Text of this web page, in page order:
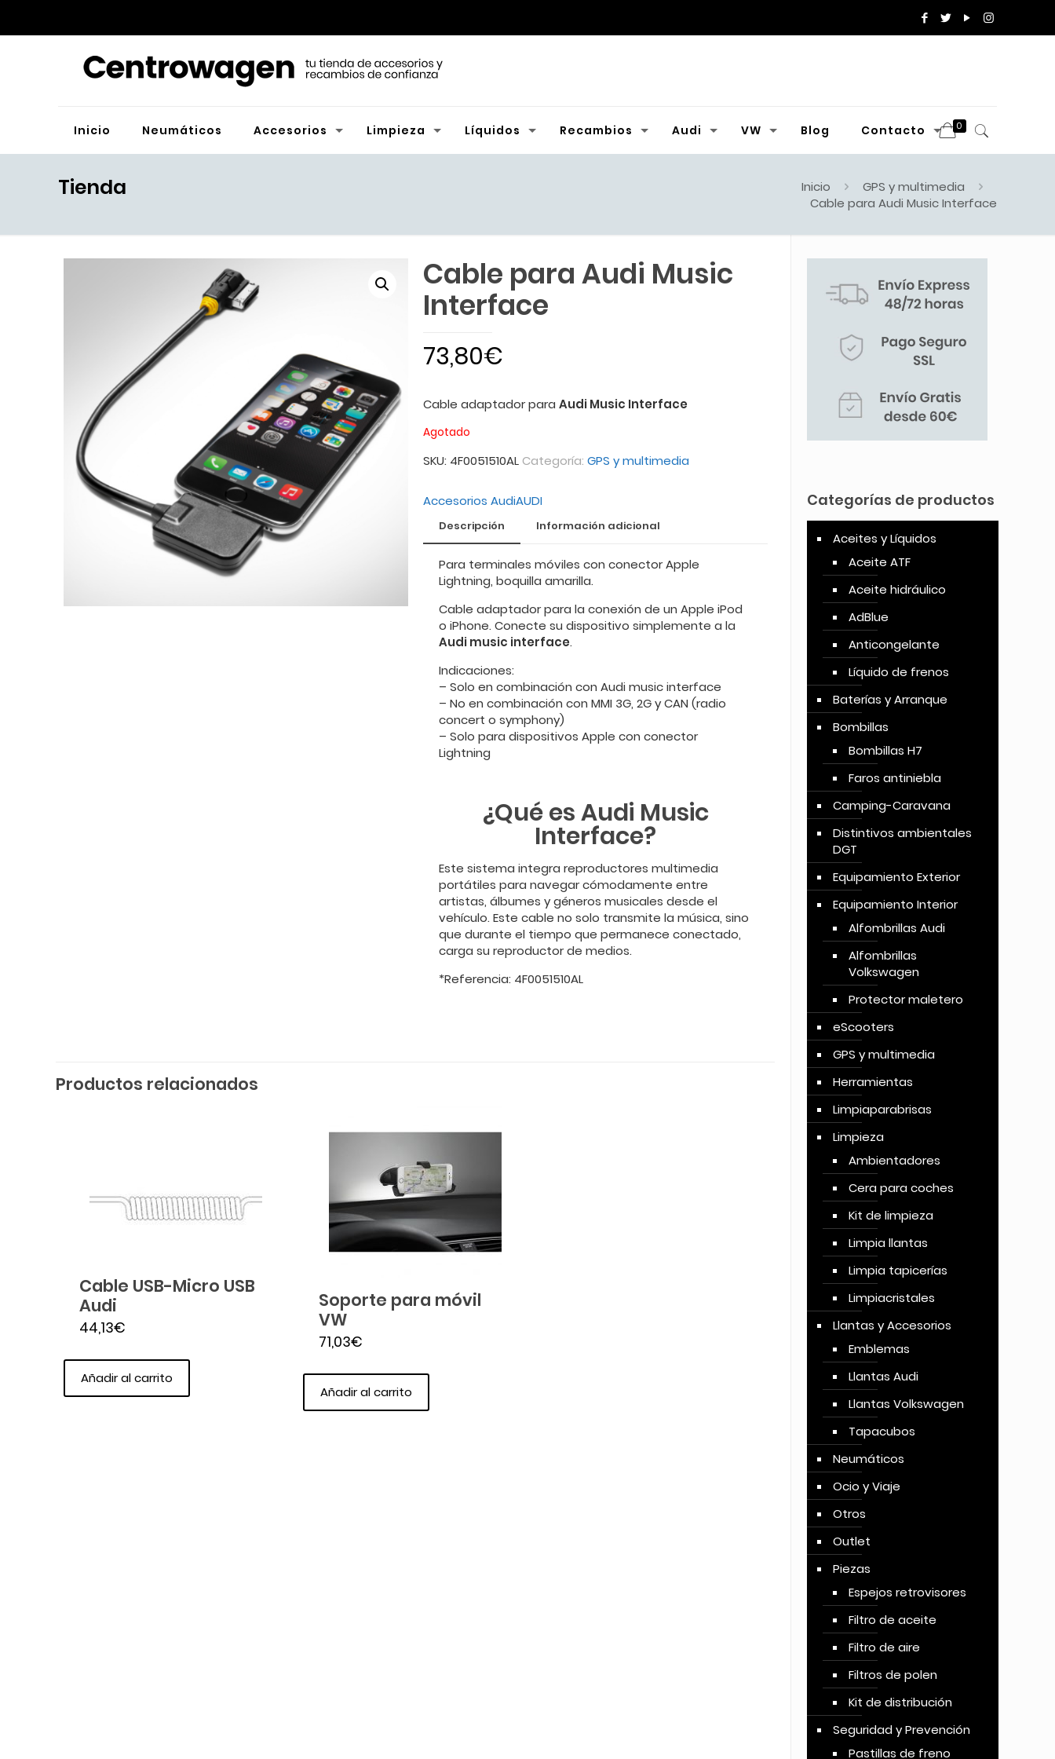
Inicio Neumáticos Accesorios Limpieza Líquidos Recambios Audi VW Blog Contacto 0
Tienda Inicio
GPS y multimedia
Cable para Audi Music Interface
Cable para Audi Music
Interface
73,80€
Cable adaptador para Audi Music Interface
Agotado
SKU: 4F0051510AL Categoría: GPS y multimedia
Accesorios AudiAUDI
Descripción Información adicional
Para terminales móviles con conector Apple
Lightning, boquilla amarilla.
Cable adaptador para la conexión de un Apple iPod
o iPhone. Conecte su dispositivo simplemente a la
Audi music interface.
Indicaciones:
– Solo en combinación con Audi music interface
– No en combinación con MMI 3G, 2G y CAN (radio
concert o symphony)
– Solo para dispositivos Apple con conector
Lightning
¿Qué es Audi Music
Interface?
Este sistema integra reproductores multimedia
portátiles para navegar cómodamente entre
artistas, álbumes y géneros musicales desde el
vehículo. Este cable no solo transmite la música, sino
que durante el tiempo que permanece conectado,
carga su reproductor de medios.
*Referencia: 4F0051510AL
Productos relacionados
Cable USB-Micro USB
Audi
44,13€
Añadir al carrito
Soporte para móvil
VW
71,03€
Añadir al carrito
Categorías de productos
Aceites y Líquidos
Aceite ATF
Aceite hidráulico
AdBlue
Anticongelante
Líquido de frenos
Baterías y Arranque
Bombillas
Bombillas H7
Faros antiniebla
Camping-Caravana
Distintivos ambientales
DGT
Equipamiento Exterior
Equipamiento Interior
Alfombrillas Audi
Alfombrillas
Volkswagen
Protector maletero
eScooters
GPS y multimedia
Herramientas
Limpiaparabrisas
Limpieza
Ambientadores
Cera para coches
Kit de limpieza
Limpia llantas
Limpia tapicerías
Limpiacristales
Llantas y Accesorios
Emblemas
Llantas Audi
Llantas Volkswagen
Tapacubos
Neumáticos
Ocio y Viaje
Otros
Outlet
Piezas
Espejos retrovisores
Filtro de aceite
Filtro de aire
Filtros de polen
Kit de distribución
Seguridad y Prevención
Pastillas de freno